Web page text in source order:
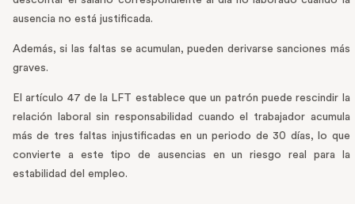
ausencia no está justificada.
Además, si las faltas se acumulan, pueden derivarse sanciones más
graves.
El artículo 47 de la LFT establece que un patrón puede rescindir la
relación laboral sin responsabilidad cuando el trabajador acumula
más de tres faltas injustificadas en un periodo de 30 días, lo que
convierte a este tipo de ausencias en un riesgo real para la
estabilidad del empleo.